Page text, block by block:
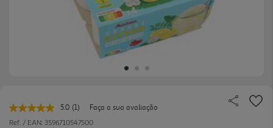
5.0 Leu
uma
(1)
Faça a sua avaliação
Ref. / EAN: 3596710547500